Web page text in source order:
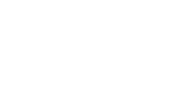
Giraud - Merville-